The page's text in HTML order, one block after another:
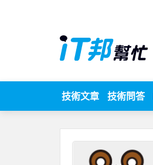
技術文章 技術問答